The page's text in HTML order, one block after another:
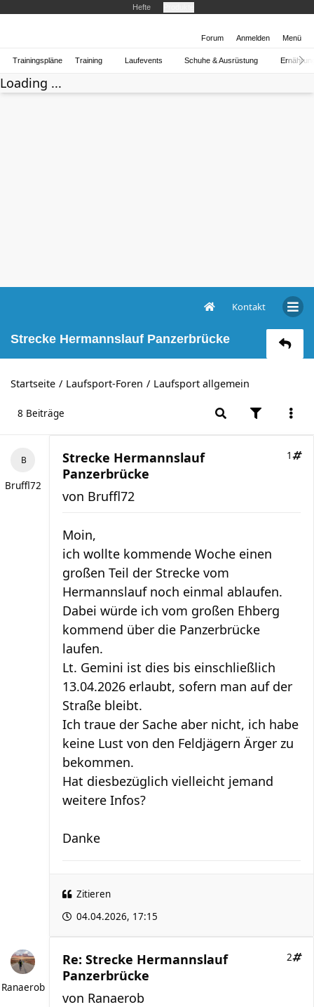
Hefte
Forum Anmelden Menü
Trainingspläne Training Laufevents Schuhe & Ausrüstung
Loading ...
Kontakt
Strecke Hermannslauf Panzerbrücke
Startseite Laufsport-Foren Laufsport allgemein
8 Beiträge
Bruffl72
Strecke Hermannslauf
Panzerbrücke
1
von Bruffl72
Moin,
ich wollte kommende Woche einen
großen Teil der Strecke vom
Hermannslauf noch einmal ablaufen.
Dabei würde ich vom großen Ehberg
kommend über die Panzerbrücke
laufen.
Lt. Gemini ist dies bis einschließlich
13.04.2026 erlaubt, sofern man auf der
Straße bleibt.
Ich traue der Sache aber nicht, ich habe
keine Lust von den Feldjägern Ärger zu
bekommen.
Hat diesbezüglich vielleicht jemand
weitere Infos?
Danke
Zitieren
04.04.2026, 17:15
Ranaerob
Re: Strecke Hermannslauf
Panzerbrücke
2
von Ranaerob